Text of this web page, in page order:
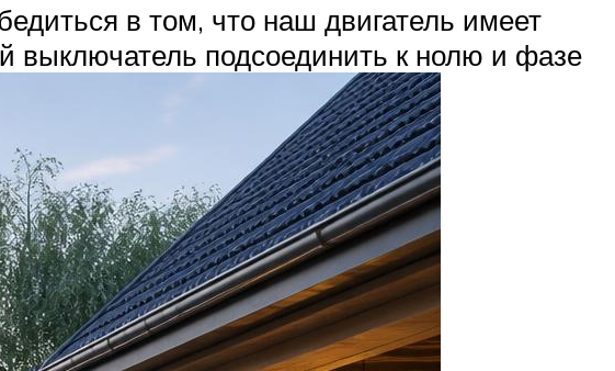
в том, что наш двигатель имеет
выключатель подсоединить к нолю и фазе